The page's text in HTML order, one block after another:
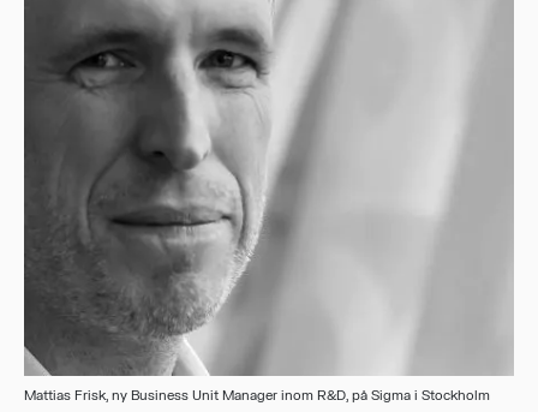
Mattias Frisk, ny Business Unit Manager inom R&D, på Sigma i Stockholm